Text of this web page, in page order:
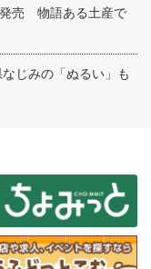
発売 物語ある土産で
じみの「ぬるい」も